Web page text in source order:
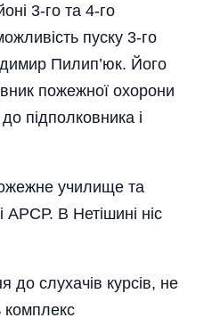
3-го та 4-го
пуску 3-го
Пилип’юк. Його
пожежної охорони
підполковника і
училище та
АРСР. В Нетішині ніс
до слухачів курсів, не